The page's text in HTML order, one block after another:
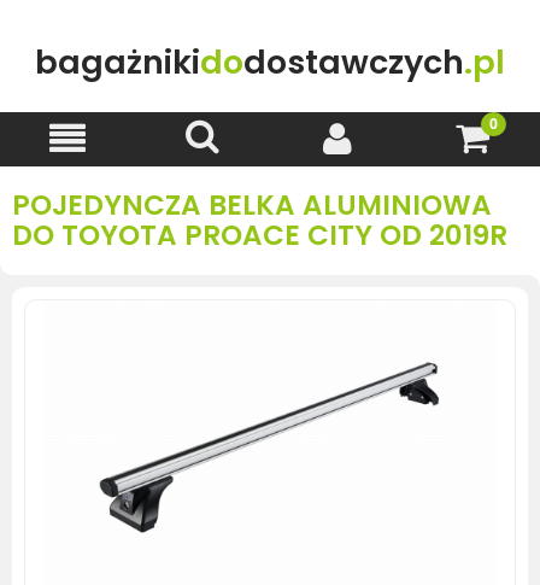
bagażnikidodostawczych.pl
POJEDYNCZA BELKA ALUMINIOWA
DO TOYOTA PROACE CITY OD 2019R